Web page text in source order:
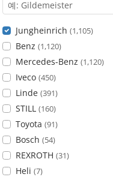
Jungheinrich (1,105)
Benz (1,120)
Mercedes-Benz (1,120)
Iveco (450)
Linde (391)
STILL (160)
Toyota (91)
Bosch (54)
REXROTH (31)
Heli (7)